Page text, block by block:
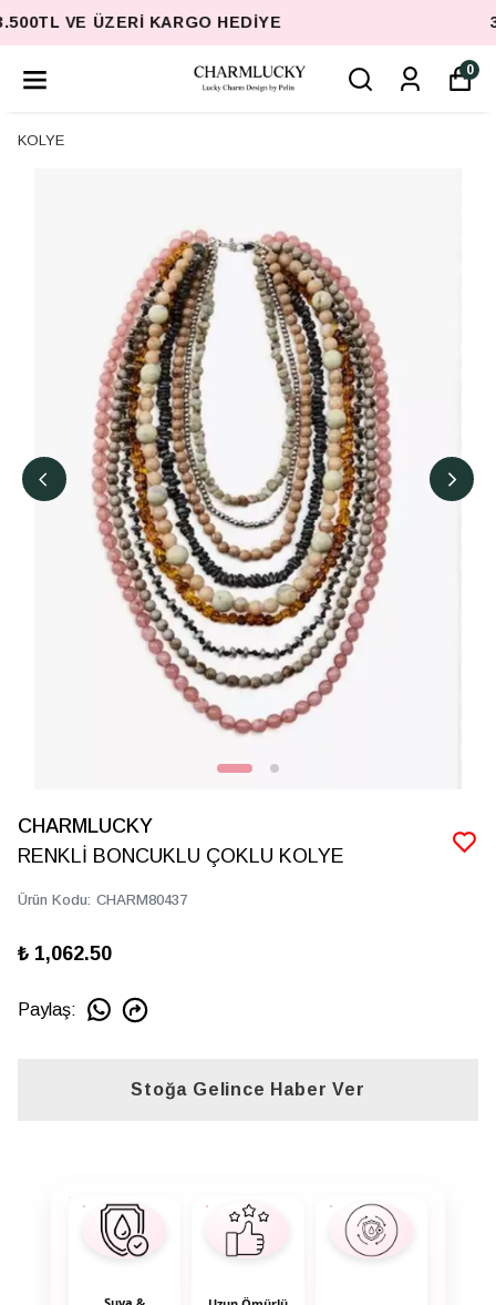
3.500TL VE ÜZERI KARGO HEDIYE
0
KOLYE
CHARMLUCKY
RENKLİ BONCUKLU ÇOKLU KOLYE
Ürün Kodu: CHARM80437
₺ 1,062.50
Paylaş:
Stoğa Gelince Haber Ver